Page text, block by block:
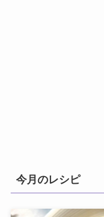
今月のレシピ